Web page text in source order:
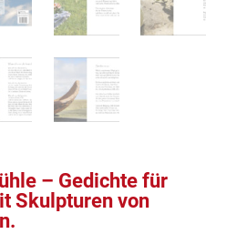
– Gedichte für
Skulpturen von